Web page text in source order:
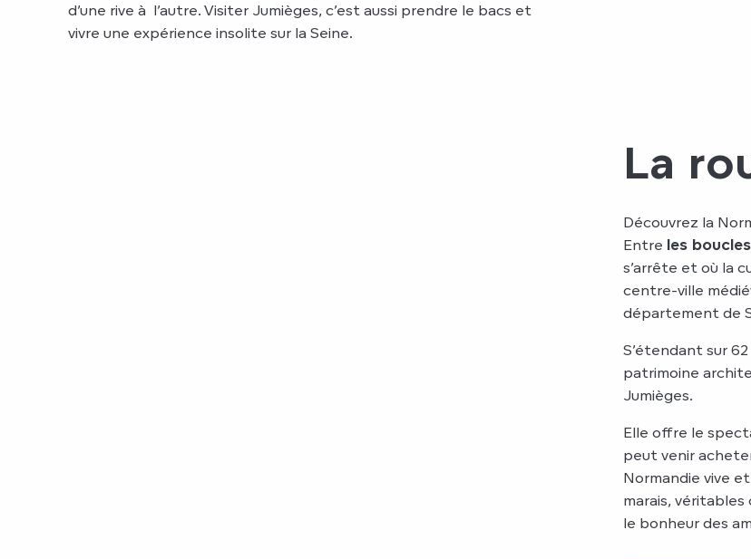
d’une rive à l’autre. Visiter Jumièges, c’est aussi prendre le bacs et
vivre une expérience insolite sur la Seine.
La
Découvrez la
Entre les
s’arrête et où la
centre-ville
département de
S’étendant sur
patrimoine
Jumièges.
Elle offre le
peut venir
Normandie vive
marais,
le bonheur des